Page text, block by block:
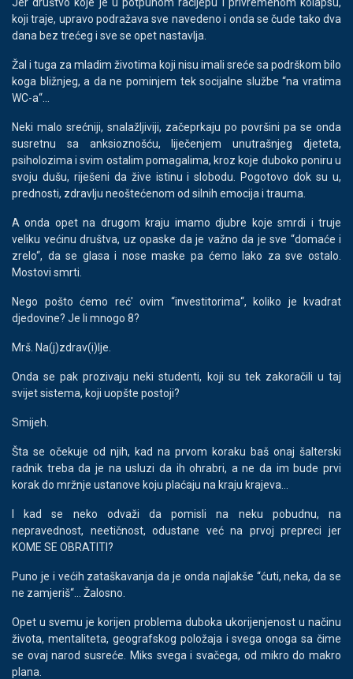
koji traje, upravo podražava sve navedeno i onda se čude tako dva
dana bez trećeg i sve se opet nastavlja.
Žal i tuga za mladim životima koji nisu imali sreće sa podrškom bilo
koga bližnjeg, a da ne pominjem tek socijalne službe “na vratima
WC-a“...
Neki malo srećniji, snalažljiviji, začeprkaju po površini pa se onda
susretnu sa anksioznošću, liječenjem unutrašnjeg djeteta,
psiholozima i svim ostalim pomagalima, kroz koje duboko poniru u
svoju dušu, riješeni da žive istinu i slobodu. Pogotovo dok su u,
prednosti, zdravlju neoštećenom od silnih emocija i trauma.
A onda opet na drugom kraju imamo djubre koje smrdi i truje
veliku većinu društva, uz opaske da je važno da je sve “domaće i
zrelo“, da se glasa i nose maske pa ćemo lako za sve ostalo.
Mostovi smrti.
Nego pošto ćemo reć' ovim “investitorima“, koliko je kvadrat
djedovine? Je li mnogo 8?
Mrš. Na(j)zdrav(i)lje.
Onda se pak prozivaju neki studenti, koji su tek zakoračili u taj
svijet sistema, koji uopšte postoji?
Smijeh.
Šta se očekuje od njih, kad na prvom koraku baš onaj šalterski
radnik treba da je na usluzi da ih ohrabri, a ne da im bude prvi
korak do mržnje ustanove koju plaćaju na kraju krajeva...
I kad se neko odvaži da pomisli na neku pobudnu, na
nepravednost, neetičnost, odustane već na prvoj prepreci jer
KOME SE OBRATITI?
Puno je i većih zataškavanja da je onda najlakše “ćuti, neka, da se
ne zamjeriš“... Žalosno.
Opet u svemu je korijen problema duboka ukorijenjenost u načinu
života, mentaliteta, geografskog položaja i svega onoga sa čime
se ovaj narod susreće. Miks svega i svačega, od mikro do makro
plana.